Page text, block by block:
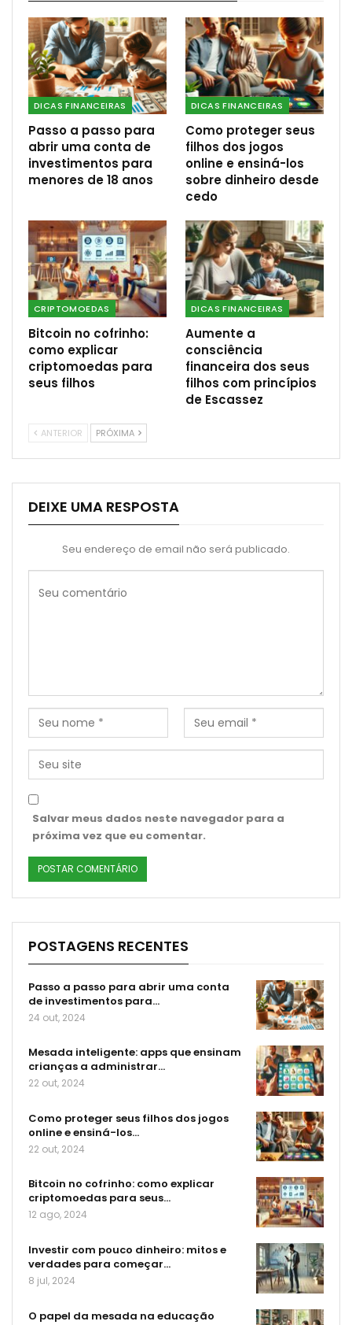
DICAS FINANCEIRAS
Passo a passo para
abrir uma conta de
investimentos para
menores de 18 anos
DICAS FINANCEIRAS
Como proteger seus
filhos dos jogos
online e ensiná-los
sobre dinheiro desde
cedo
CRIPTOMOEDAS
Bitcoin no cofrinho:
como explicar
criptomoedas para
seus filhos
DICAS FINANCEIRAS
Aumente a
consciência
financeira dos seus
filhos com princípios
de Escassez
ANTERIOR PRÓXIMA
DEIXE UMA RESPOSTA
Seu endereço de email não será publicado.
Salvar meus dados neste navegador para a
próxima vez que eu comentar.
POSTAGENS RECENTES
Passo a passo para abrir uma conta
de investimentos para…
24 out, 2024
Mesada inteligente: apps que ensinam
crianças a administrar…
22 out, 2024
Como proteger seus filhos dos jogos
online e ensiná-los…
22 out, 2024
Bitcoin no cofrinho: como explicar
criptomoedas para seus…
12 ago, 2024
Investir com pouco dinheiro: mitos e
verdades para começar…
8 jul, 2024
O papel da mesada na educação